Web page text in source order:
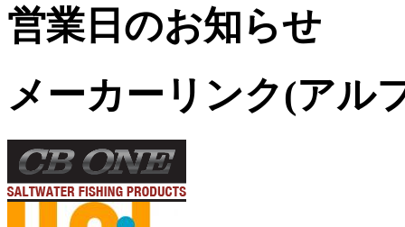
営業日のお知らせ
メーカーリンク(アル